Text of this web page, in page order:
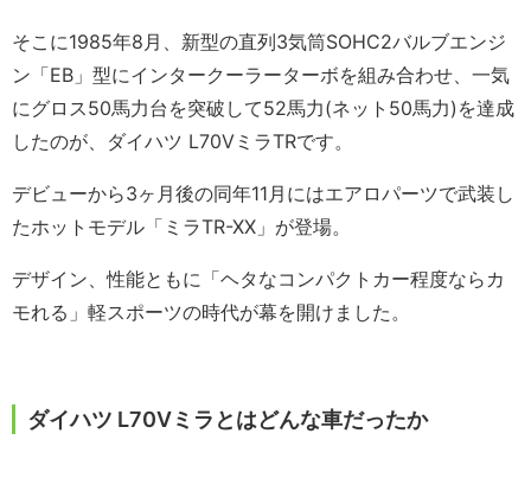
そこに1985年8月、新型の直列3気筒SOHC2バルブエンジ
ン「EB」型にインタークーラーターボを組み合わせ、一気
にグロス50馬力台を突破して52馬力(ネット50馬力)を達成
したのが、ダイハツ L70VミラTRです。
デビューから3ヶ月後の同年11月にはエアロパーツで武装し
たホットモデル「ミラTR-XX」が登場。
デザイン、性能ともに「ヘタなコンパクトカー程度ならカ
モれる」軽スポーツの時代が幕を開けました。
ダイハツ L70Vミラとはどんな車だったか